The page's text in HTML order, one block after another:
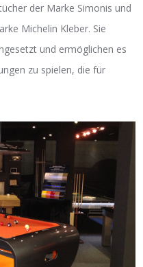
der Marke Simonis und
Michelin Kleber. Sie
und ermöglichen es
zu spielen, die für